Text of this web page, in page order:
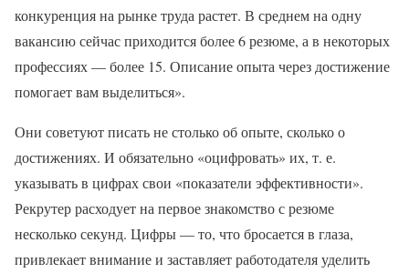
конкуренция на рынке труда растет. В среднем на одну
вакансию сейчас приходится более 6 резюме, а в некоторых
профессиях — более 15. Описание опыта через достижение
помогает вам выделиться».
Они советуют писать не столько об опыте, сколько о
достижениях. И обязательно «оцифровать» их, т. е.
указывать в цифрах свои «показатели эффективности».
Рекрутер расходует на первое знакомство с резюме
несколько секунд. Цифры — то, что бросается в глаза,
привлекает внимание и заставляет работодателя уделить